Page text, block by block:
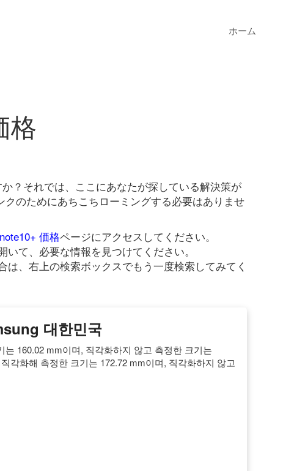
ホーム
格
？それでは、ここにあなたが探している解決策が
のためにあちこちローミングする必要はありませ
価格ページにアクセスしてください。
て、必要な情報を見つけてください。
は、右上の検索ボックスでもう一度検索してみてく
대한민국
160.02 mm이며, 직각화하지 않고 측정한 크기는
각화해 측정한 크기는 172.72 mm이며, 직각화하지 않고